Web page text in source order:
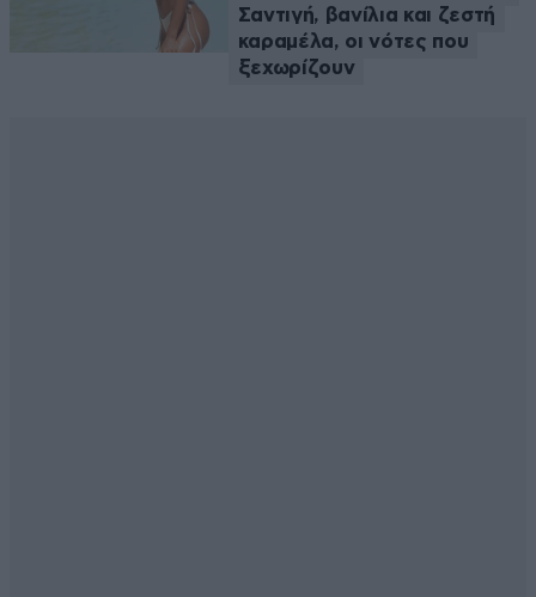
Σαντιγή, βανίλια και ζεστή
καραμέλα, οι νότες που
ξεχωρίζουν